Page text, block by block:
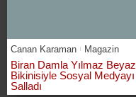
Canan Karaman Magazin
Biran Damla Yılmaz Beyaz
Bikinisiyle Sosyal Medyayı
Salladı